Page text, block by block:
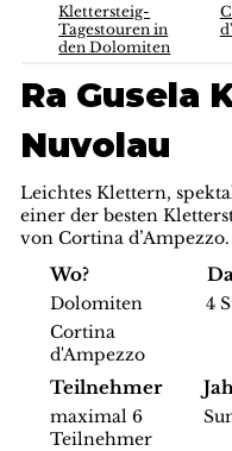
Klettersteig-
Tagestouren in
den Dolomiten
Ra Gusela
Nuvolau
Leichtes Klettern,
einer der besten
von Cortina d’Ampezzo.
Wo?
Dolomiten
Cortina
d'Ampezzo
4
Teilnehmer
maximal 6
Teilnehmer